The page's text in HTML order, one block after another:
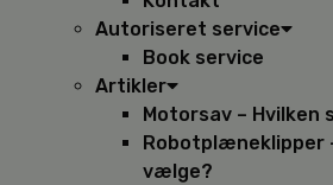
Autoriseret service
Book service
Artikler
Motorsav – Hvilken
Robotplæneklipper
vælge?